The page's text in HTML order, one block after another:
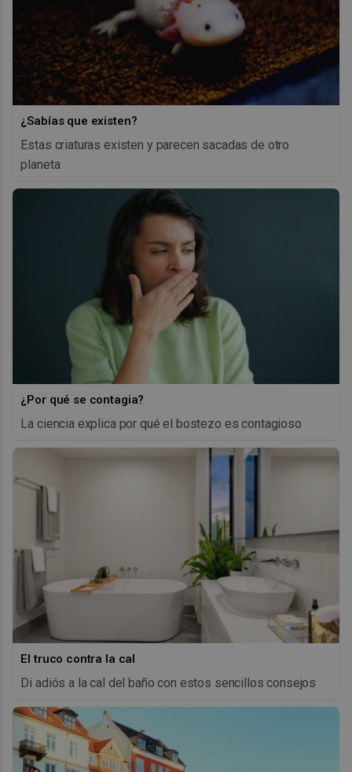
¿Sabías que existen?
Estas criaturas existen y parecen sacadas de otro
planeta
¿Por qué se contagia?
La ciencia explica por qué el bostezo es contagioso
El truco contra la cal
Di adiós a la cal del baño con estos sencillos consejos